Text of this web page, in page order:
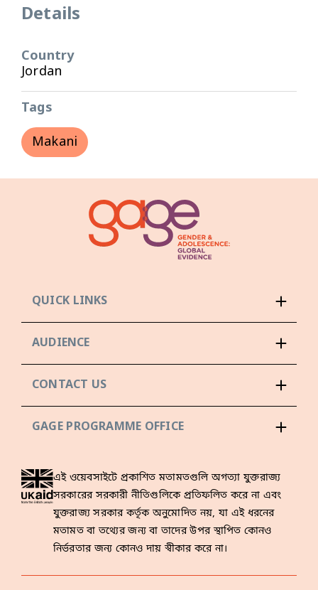
Details
Country
Jordan
Tags
Makani
QUICK LINKS
AUDIENCE
CONTACT US
GAGE PROGRAMME OFFICE
এই ওয়েবসাইটে প্রকাশিত মতামতগুলি অগত্যা যুক্তরাজ্য
সরকারের সরকারী নীতিগুলিকে প্রতিফলিত করে না এবং
যুক্তরাজ্য সরকার কর্তৃক অনুমোদিত নয়, যা এই ধরনের
মতামত বা তথ্যের জন্য বা তাদের উপর স্থাপিত কোনও
নির্ভরতার জন্য কোনও দায় স্বীকার করে না।